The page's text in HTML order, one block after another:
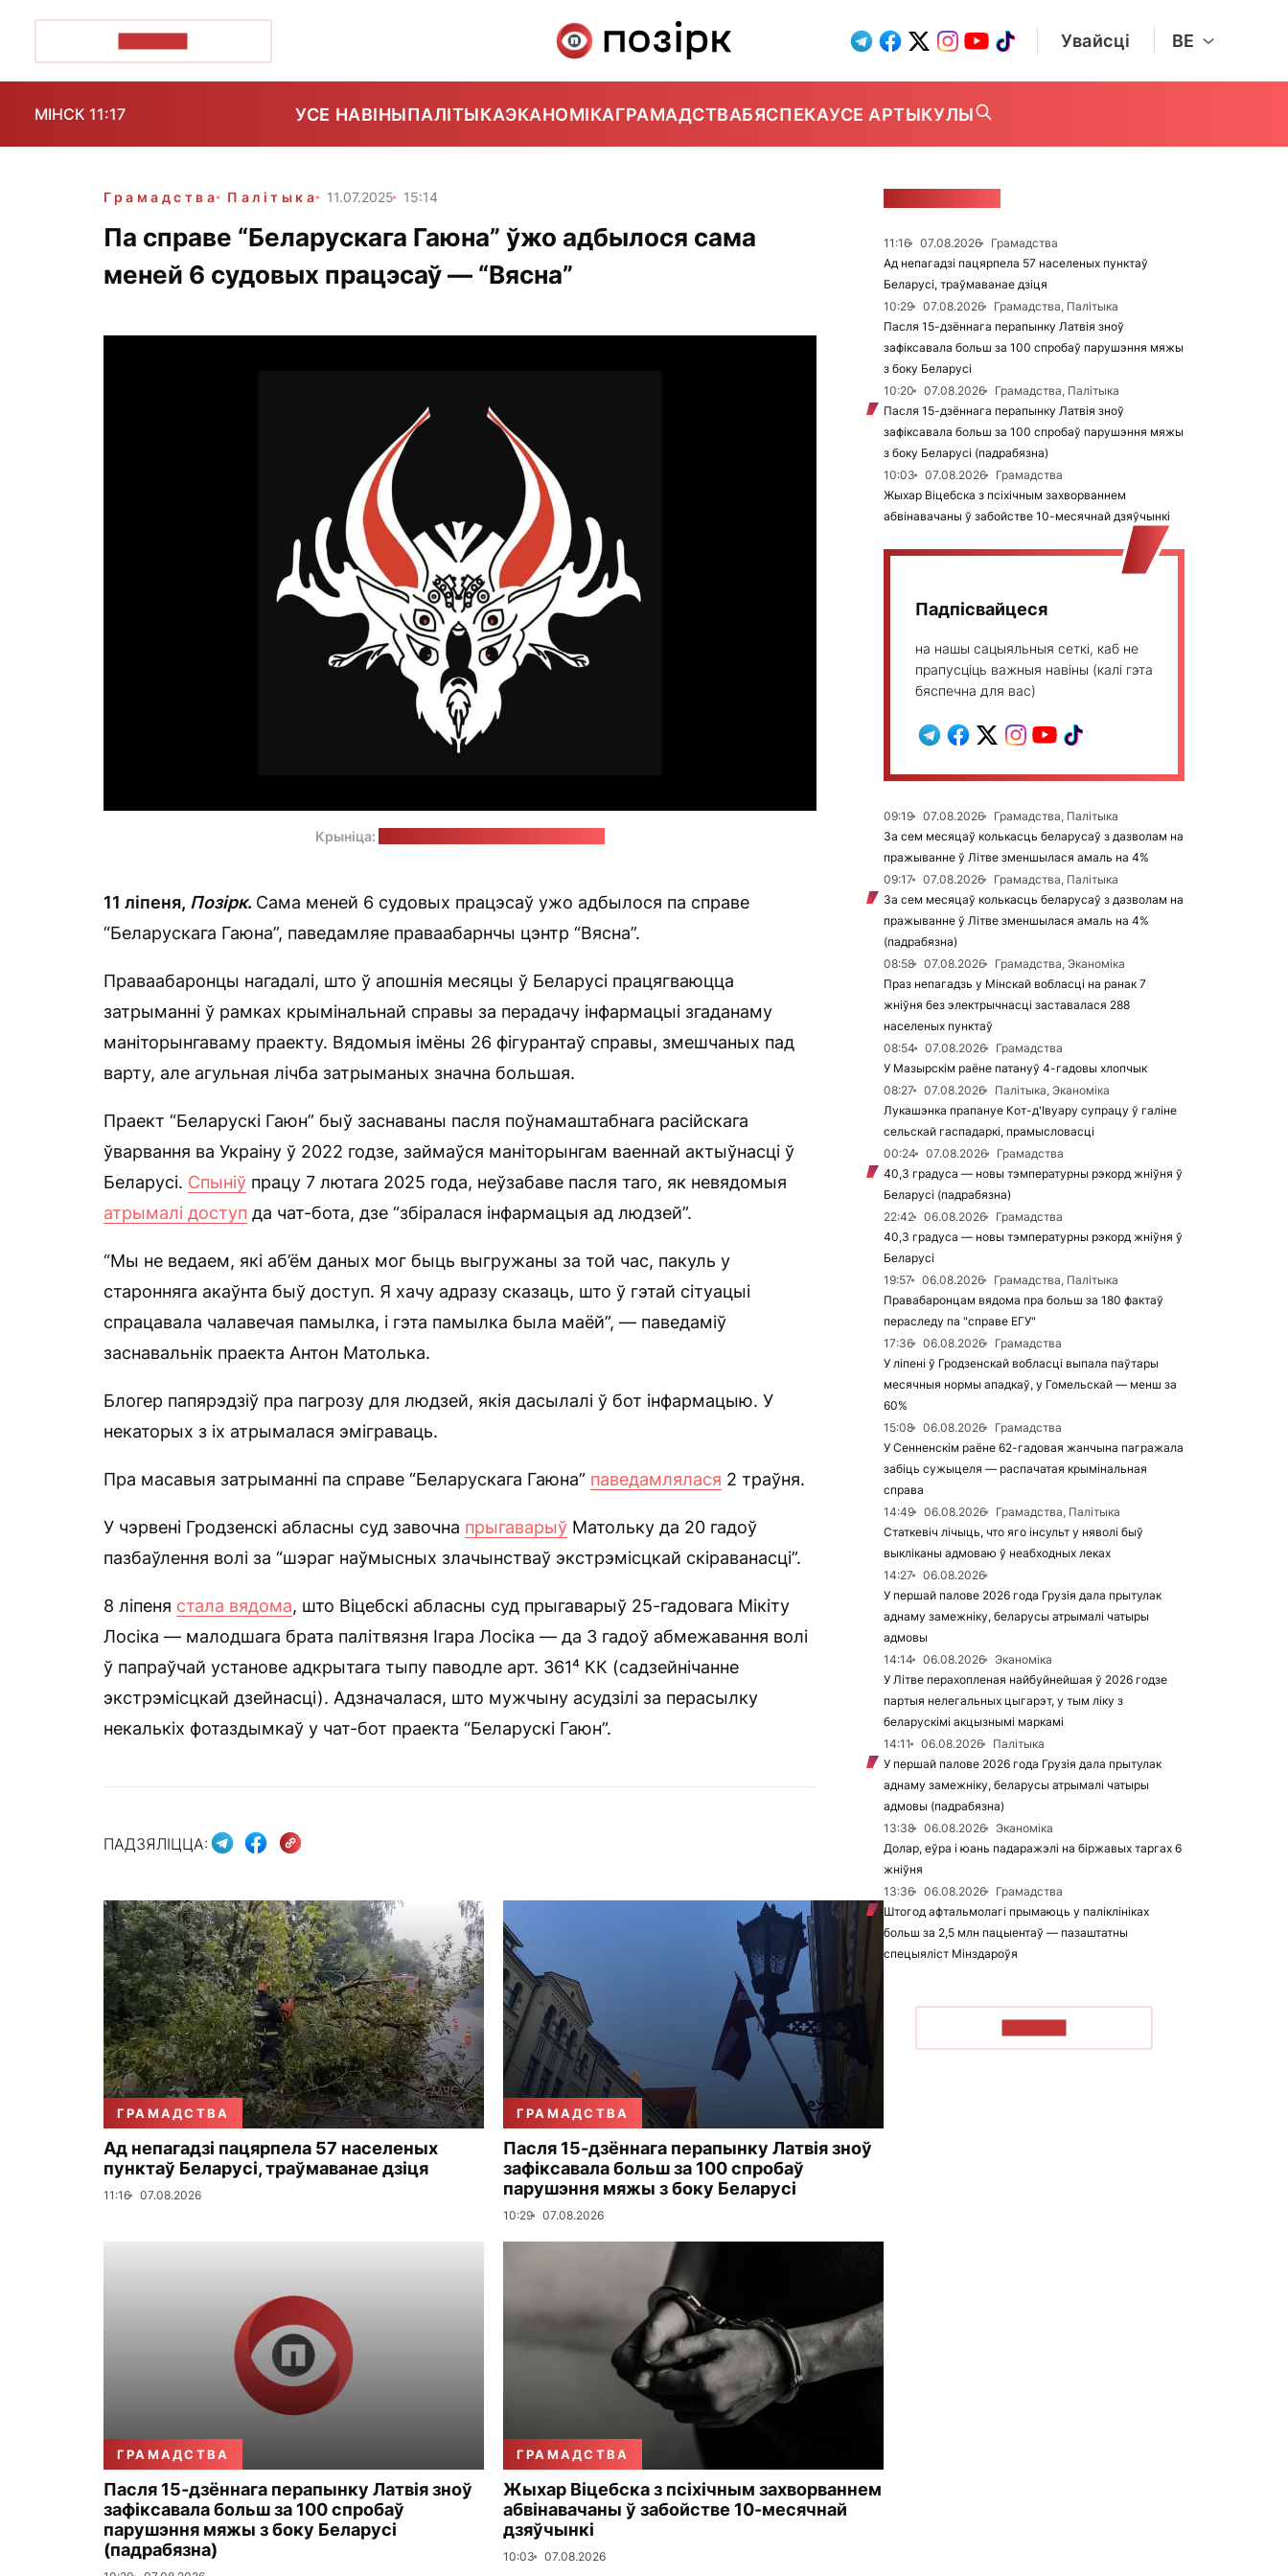
Увайсці BE
МІНСК 11:17 УСЕ НАВІНЫПАЛІТЫКАЭКАНОМІКАГРАМАДСТВАБЯСПЕКАУСЕ АРТЫКУЛЫ
Грамадства Палітыка 11.07.2025 15:14
Па справе “Беларускага Гаюна” ўжо адбылося сама
меней 6 судовых працэсаў — “Вясна”
Крыніца:
11 ліпеня, Позірк. Сама меней 6 судовых працэсаў ужо адбылося па справе
“Беларускага Гаюна”, паведамляе праваабарнчы цэнтр “Вясна”.
Праваабаронцы нагадалі, што ў апошнія месяцы ў Беларусі працягваюцца
затрыманні ў рамках крымінальнай справы за перадачу інфармацыі згаданаму
маніторынгаваму праекту. Вядомыя імёны 26 фігурантаў справы, змешчаных пад
варту, але агульная лічба затрыманых значна большая.
Праект “Беларускі Гаюн” быў заснаваны пасля поўнамаштабнага расійскага
ўварвання ва Украіну ў 2022 годзе, займаўся маніторынгам ваеннай актыўнасці ў
Беларусі. Спыніў працу 7 лютага 2025 года, неўзабаве пасля таго, як невядомыя
атрымалі доступ да чат-бота, дзе “збіралася інфармацыя ад людзей”.
“Мы не ведаем, які аб’ём даных мог быць выгружаны за той час, пакуль у
старонняга акаўнта быў доступ. Я хачу адразу сказаць, што ў гэтай сітуацыі
спрацавала чалавечая памылка, і гэта памылка была маёй”, — паведаміў
заснавальнік праекта Антон Матолька.
Блогер папярэдзіў пра пагрозу для людзей, якія дасылалі ў бот інфармацыю. У
некаторых з іх атрымалася эміграваць.
Пра масавыя затрыманні па справе “Беларускага Гаюна” паведамлялася 2 траўня.
У чэрвені Гродзенскі абласны суд завочна прыгаварыў Матольку да 20 гадоў
пазбаўлення волі за “шэраг наўмысных злачынстваў экстрэмісцкай скіраванасці”.
8 ліпеня стала вядома, што Віцебскі абласны суд прыгаварыў 25-гадовага Мікіту
Лосіка — малодшага брата палітвязня Ігара Лосіка — да 3 гадоў абмежавання волі
ў папраўчай установе адкрытага тыпу паводле арт. 361⁴ КК (садзейнічанне
экстрэмісцкай дзейнасці). Адзначалася, што мужчыну асудзілі за перасылку
некалькіх фотаздымкаў у чат-бот праекта “Беларускі Гаюн”.
ПАДЗЯЛІЦЦА:
ГРАМАДСТВА
Ад непагадзі пацярпела 57 населеных
пунктаў Беларусі, траўмаванае дзіця
11:16 07.08.2026
ГРАМАДСТВА
Пасля 15-дзённага перапынку Латвія зноў
зафіксавала больш за 100 спробаў
парушэння мяжы з боку Беларусі
10:29 07.08.2026
ГРАМАДСТВА
Пасля 15-дзённага перапынку Латвія зноў
зафіксавала больш за 100 спробаў
парушэння мяжы з боку Беларусі
(падрабязна)
ГРАМАДСТВА
Жыхар Віцебска з псіхічным захворваннем
абвінавачаны ў забойстве 10-месячнай
дзяўчынкі
10:03 07.08.2026
11:16 07.08.2026
Грамадства
Ад непагадзі пацярпела 57 населеных пунктаў
Беларусі, траўмаванае дзіця
10:29
07.08.2026
Грамадства, Палітыка
Пасля 15-дзённага перапынку Латвія зноў
зафіксавала больш за 100 спробаў парушэння мяжы
з боку Беларусі
10:20
07.08.2026
Грамадства, Палітыка
Пасля 15-дзённага перапынку Латвія зноў
зафіксавала больш за 100 спробаў парушэння мяжы
з боку Беларусі (падрабязна)
10:03
07.08.2026
Грамадства
Жыхар Віцебска з псіхічным захворваннем
абвінавачаны ў забойстве 10-месячнай дзяўчынкі
Падпісвайцеся
на нашы сацыяльныя сеткі, каб не
прапусціць важныя навіны (калі гэта
бяспечна для вас)
09:19 07.08.2026
Грамадства, Палітыка
За сем месяцаў колькасць беларусаў з дазволам на
пражыванне ў Літве зменшылася амаль на 4%
09:17
07.08.2026
Грамадства, Палітыка
За сем месяцаў колькасць беларусаў з дазволам на
пражыванне ў Літве зменшылася амаль на 4%
(падрабязна)
08:58
07.08.2026
Грамадства, Эканоміка
Праз непагадзь у Мінскай вобласці на ранак 7
жніўня без электрычнасці заставалася 288
населеных пунктаў
08:54
07.08.2026
Грамадства
У Мазырскім раёне патануў 4-гадовы хлопчык
08:27
07.08.2026
Палітыка, Эканоміка
Лукашэнка прапануе Кот-д'Івуару супрацу ў галіне
сельскай гаспадаркі, прамысловасці
00:24
07.08.2026
Грамадства
40,3 градуса — новы тэмпературны рэкорд жніўня ў
Беларусі (падрабязна)
22:42
06.08.2026
Грамадства
40,3 градуса — новы тэмпературны рэкорд жніўня ў
Беларусі
19:57
06.08.2026
Грамадства, Палітыка
Правабаронцам вядома пра больш за 180 фактаў
пераследу па "справе ЕГУ"
17:36
06.08.2026
Грамадства
У ліпені ў Гродзенскай вобласці выпала паўтары
месячныя нормы ападкаў, у Гомельскай — менш за
60%
15:08
06.08.2026
Грамадства
У Сенненскім раёне 62-гадовая жанчына пагражала
забіць сужыцеля — распачатая крымінальная
справа
14:49
06.08.2026
Грамадства, Палітыка
Статкевіч лічыць, что яго інсульт у няволі быў
выкліканы адмоваю ў неабходных леках
14:27
06.08.2026
У першай палове 2026 года Грузія дала прытулак
аднаму замежніку, беларусы атрымалі чатыры
адмовы
14:14
06.08.2026
Эканоміка
У Літве перахопленая найбуйнейшая ў 2026 годзе
партыя нелегальных цыгарэт, у тым ліку з
беларускімі акцызнымі маркамі
14:11
06.08.2026
Палітыка
У першай палове 2026 года Грузія дала прытулак
аднаму замежніку, беларусы атрымалі чатыры
адмовы (падрабязна)
13:38
06.08.2026
Эканоміка
Долар, еўра і юань падаражэлі на біржавых таргах 6
жніўня
13:36
06.08.2026
Грамадства
Штогод афтальмолагі прымаюць у паліклініках
больш за 2,5 млн пацыентаў — пазаштатны
спецыяліст Мінздароўя